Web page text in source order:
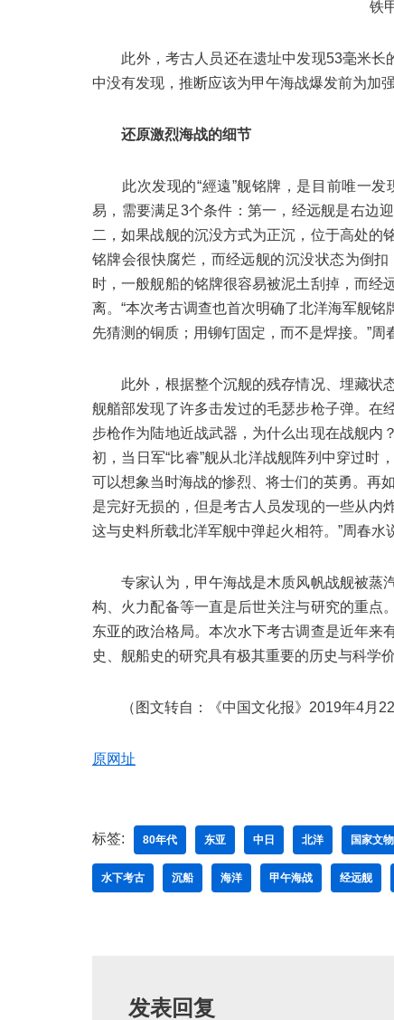
铁
此外，考古人员还在遗址中发现53毫米长
中没有发现，推断应该为甲午海战爆发前为加
还原激烈海战的细节
此次发现的“經遠”舰铭牌，是目前唯一发
易，需要满足3个条件：第一，经远舰是右边
二，如果战舰的沉没方式为正沉，位于高处的
铭牌会很快腐烂，而经远舰的沉没状态为倒
时，一般舰船的铭牌很容易被泥土刮掉，而经
离。“本次考古调查也首次明确了北洋海军舰
先猜测的铜质；用铆钉固定，而不是焊接。”周
此外，根据整个沉舰的残存情况、埋藏状
舰艏部发现了许多击发过的毛瑟步枪子弹。在
步枪作为陆地近战武器，为什么出现在战舰内
初，当日军“比睿”舰从北洋战舰阵列中穿过时
可以想象当时海战的惨烈、将士们的英勇。再
是完好无损的，但是考古人员发现的一些从内
这与史料所载北洋军舰中弹起火相符。”周春水
专家认为，甲午海战是木质风帆战舰被蒸
构、火力配备等一直是后世关注与研究的重点
东亚的政治格局。本次水下考古调查是近年来
史、舰船史的研究具有极其重要的历史与科学价
（图文转自：《中国文化报》2019年4月22
原网址
标签: 80年代 东亚 中日 北洋 国家文
水下考古 沉船 海洋 甲午海战 经远舰
发表回复